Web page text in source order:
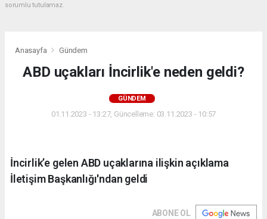
sorumlu tutulamaz.
Anasayfa Gündem
ABD uçakları İncirlik'e neden geldi?
GÜNDEM
01.11.2023 - 13:27, Güncelleme: 03.11.2023 - 10:57
İncirlik’e gelen ABD uçaklarına ilişkin açıklama
İletişim Başkanlığı'ndan geldi
ABONE OL